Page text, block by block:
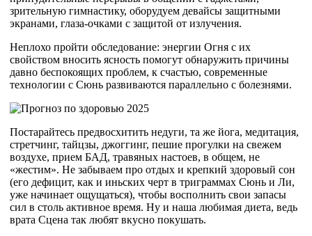
зрительную гимнастику, оборудуем девайсы защитными
экранами, глаза-очками с защитой от излучения.
Неплохо пройти обследование: энергии Огня с их
свойством вносить ясность помогут обнаружить причины
давно беспокоящих проблем, к счастью, современные
технологии с Сюнь развиваются параллельно с болезнями.
Постарайтесь предвосхитить недуги, та же йога, медитация,
стретчинг, тайцзы, джоггинг, пешие прогулки на свежем
воздухе, прием БАД, травяных настоев, в общем, не
«жестим». Не забываем про отдых и крепкий здоровый сон
(его дефицит, как и иньских черт в триграммах Сюнь и Ли,
уже начинает ощущаться), чтобы восполнить свои запасы
сил в столь активное время. Ну и наша любимая диета, ведь
врата Сцена так любят вкусно покушать.